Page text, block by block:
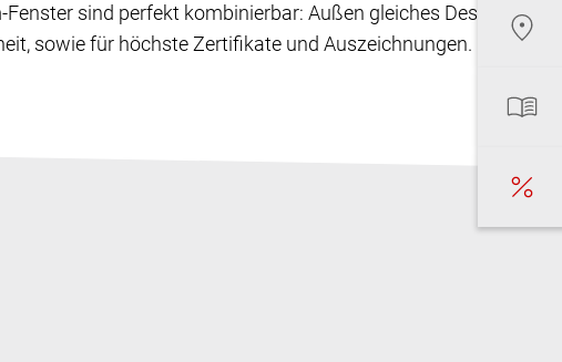
sind perfekt kombinierbar: Außen gleiches Design,
sowie für höchste Zertifikate und Auszeichnungen.